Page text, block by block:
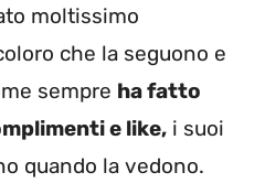
moltissimo
che la seguono e
sempre ha fatto
e like, i suoi
quando la vedono.